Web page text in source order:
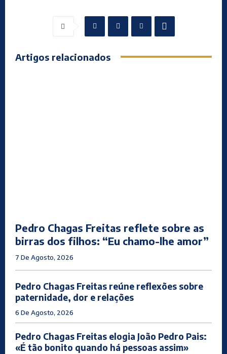
Artigos relacionados
Pedro Chagas Freitas reflete sobre as
birras dos filhos: “Eu chamo-lhe amor”
7 De Agosto, 2026
Pedro Chagas Freitas reúne reflexões sobre
paternidade, dor e relações
6 De Agosto, 2026
Pedro Chagas Freitas elogia João Pedro Pais:
«É tão bonito quando há pessoas assim»